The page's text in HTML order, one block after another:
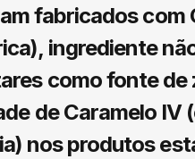
fabricados com
ingrediente
como fonte
de Caramelo IV
nos produtos